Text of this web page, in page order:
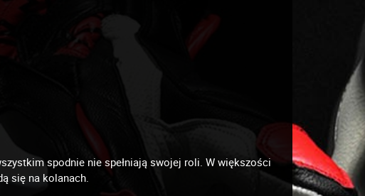
spodnie nie spełniają swojej roli. W większości
się na kolanach.